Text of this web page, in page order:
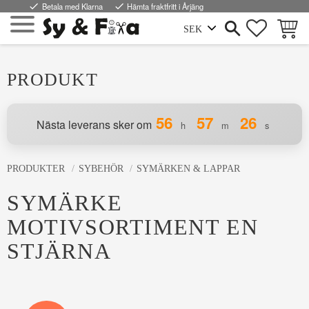
Meny
done Betala med Klarna done Hämta fraktfritt i Årjäng
PRODUKT
Nästa leverans sker om 56 h 57 m 26 s
PRODUKTER SYBEHÖR SYMÄRKEN & LAPPAR
SYMÄRKE
MOTIVSORTIMENT EN
STJÄRNA